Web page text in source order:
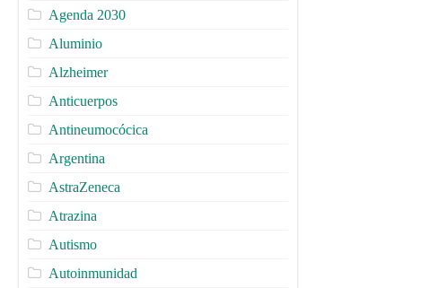
Agenda 2030
Aluminio
Alzheimer
Anticuerpos
Antineumocócica
Argentina
AstraZeneca
Atrazina
Autismo
Autoinmunidad